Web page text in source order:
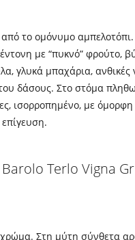
το ομόνυμο αμπελοτόπι.
με “πυκνό” φρούτο,
γλυκά μπαχάρια, ανθικές
δάσους. Στο στόμα
ισορροπημένο, με
Terlo Vigna
χρώμα. Στη μύτη σύνθετα